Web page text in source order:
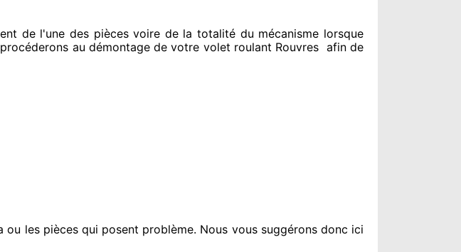
de l'une des pièces voire de la totalité du mécanisme lorsque
au démontage de votre volet roulant Rouvres afin de
ou les pièces qui posent problème. Nous vous suggéronsdonc ici